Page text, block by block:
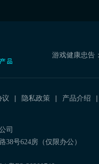
游戏健康忠告
议 隐私政策 产品介绍
司
号624房（仅限办公）